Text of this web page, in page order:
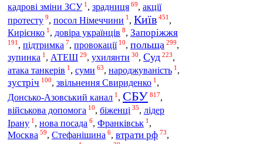
кадрові зміни ЗСУ 1, зрадниця 69, акції
протесту 9, посол Німеччини 1, Київ 451,
Кирієнко 1 , довіра українців 8, Запоріжжя
191 , підтримка 7, провокації 10, польща 299,
зупинка 1, АТЕШ 29, ухилянти 30, Суд 223,
атака танкерів 1 , суми 63, народжуваність 1 ,
зустріч 100, звільнення Свириденко 1 ,
Донсько-Азовський канал 1 , СБУ 817,
військова допомога 10, біженці 35, лідер
Ірану 1 , нова посада 6, Франківськ 1 ,
Москва 59, Стефанішина 6, втрати рф 73,